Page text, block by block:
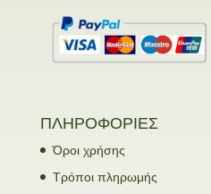
ΠΛΗΡΟΦΟΡΙΕΣ
Όροι χρήσης
Τρόποι πληρωμής